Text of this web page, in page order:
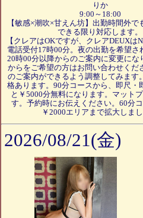
りか
9:00～18:00
【敏感×潮吹×甘えん坊】出勤時間外で
できる限り対応します。
【クレアはOKですが、クレアDEUXは
電話受付17時00分。夜の出勤を希望さ
20時00分以降からのご案内に変更にな
からをご希望の方はお問い合わせくだ
のご案内ができるよう調整してみます
格あります。90分コースから、即尺・
と￥5000分無料になります。マット
す。予約時にお伝えください。60分
￥2000エリアまで拡大しまし
2026/08/21(金)